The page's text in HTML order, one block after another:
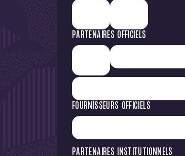
PARTENAIRES OFFICIELS
FOURNISSEURS OFFICIELS
PARTENAIRES INSTITUTIONNELS